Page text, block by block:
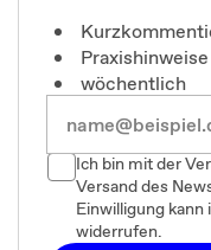
Praxishinweise
wöchentlich
Ich bin mit der
Versand des
Einwilligung
widerrufen.